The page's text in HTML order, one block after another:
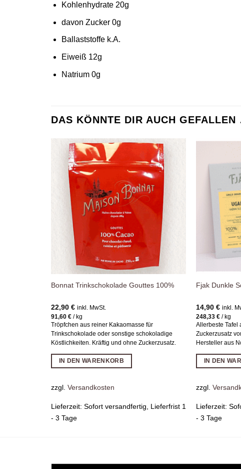
Kohlenhydrate 20g
davon Zucker 0g
Ballaststoffe k.A.
Eiweiß 12g
Natrium 0g
DAS KÖNNTE DIR AUCH
Zur
Wunschliste
hinzufügen
Bonnat Trinkschokolade Gouttes 100%
22,90 € inkl. MwSt.
91,60 €/ kg
Tröpfchen aus reiner Kakaomasse für
Trinkschokolade oder sonstige schokoladige
Köstlichkeiten. Kräftig und ohne Zuckerzusatz.
IN DEN WARENKORB
zzgl. Versandkosten
Lieferzeit: Sofort versandfertig, Lieferfrist 1
- 3 Tage
Fjak Dunkle
14,90 € inkl.
248,33 €/ kg
Allerbeste Tafel
Zuckerzusatz
Hersteller aus
IN DEN
zzgl.
Lieferzeit:
- 3 Tage